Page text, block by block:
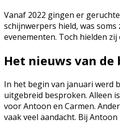
Vanaf 2022 gingen er
schijnwerpers hield, was
evenementen. Toch hielden
Het nieuws van de
In het begin van januari werd
uitgebreid besproken. Alleen
voor Antoon en Carmen.
vaak veel aandacht. Bij